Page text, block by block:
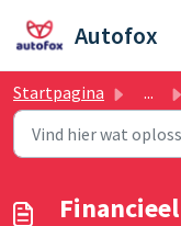
Autofox
Startpagina ...